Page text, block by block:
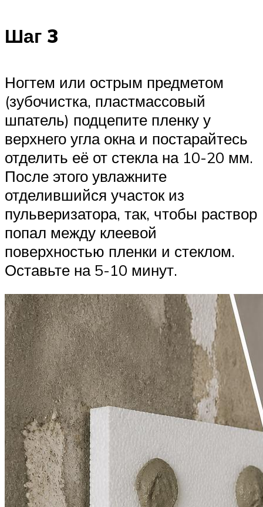
Шаг 3
Ногтем или острым предметом
(зубочистка, пластмассовый
шпатель) подцепите пленку у
верхнего угла окна и постарайтесь
отделить её от стекла на 10-20 мм.
После этого увлажните
отделившийся участок из
пульверизатора, так, чтобы раствор
попал между клеевой
поверхностью пленки и стеклом.
Оставьте на 5-10 минут.